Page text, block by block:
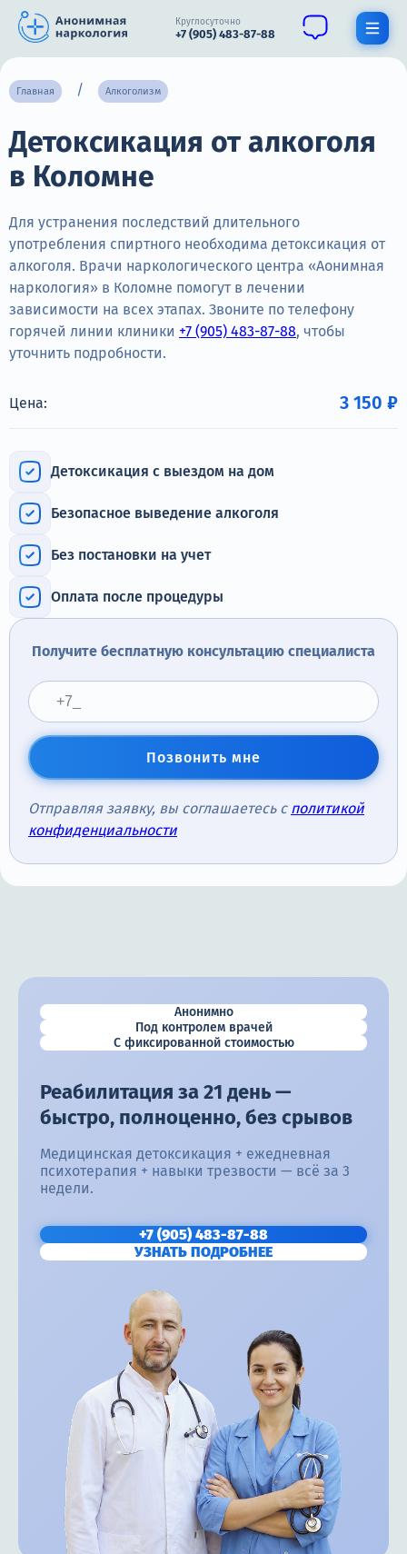
Круглосуточно
+7 (905) 483-87-88
О нас
Наркомания
Нарколог
Стационар
Психиатрия
Круглосуточно, анонимно
Главная Алкоголизм
Детоксикация от алкоголя
в Коломне
Для устранения последствий длительного
употребления спиртного необходима детоксикация от
алкоголя. Врачи наркологического центра «Аонимная
наркология» в Коломне помогут в лечении
зависимости на всех этапах. Звоните по телефону
горячей линии клиники +7 (905) 483-87-88, чтобы
уточнить подробности.
Цена: 3 150 ₽
Детоксикация с выездом на дом
Безопасное выведение алкоголя
Без постановки на учет
Оплата после процедуры
Получите бесплатную консультацию специалиста
Позвонить мне
Отправляя заявку, вы соглашаетесь с политикой
конфиденциальности
Анонимно
Под контролем врачей
С фиксированной стоимостью
Реабилитация за 21 день —
быстро, полноценно, без срывов
Медицинская детоксикация + ежедневная
психотерапия + навыки трезвости — всё за 3
недели.
+7 (905) 483-87-88
УЗНАТЬ ПОДРОБНЕЕ